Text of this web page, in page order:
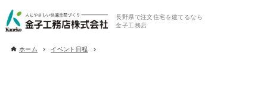
長野県で注文住宅を建てるなら
金子工務店
ホーム イベント日程